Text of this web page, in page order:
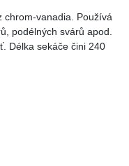
chrom-vanadia. Používá
podélných svárů apod.
Délka sekáče čini 240